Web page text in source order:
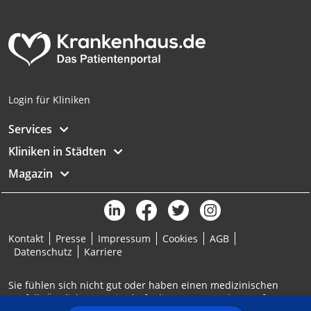
Login für Kliniken
Services
Kliniken in Städten
Magazin
Kontakt Presse Impressum Cookies
AGB
Datenschutz
Karriere
Sie fühlen sich nicht gut oder haben einen medizinischen
Notfall? Ärztlicher Bereitschaftsdienst: 116117 | Notruf: 112
verschiedenen Quellen
Entwicklung und Verbesserung der
Verwendung reduzierter Daten zur Auswahl
IAB-Besonderheiten:
Verwendung genauer Standortdaten
Informationen identifizieren
Nicht-IAB-Verarbeitungszwecke:
Notwendig